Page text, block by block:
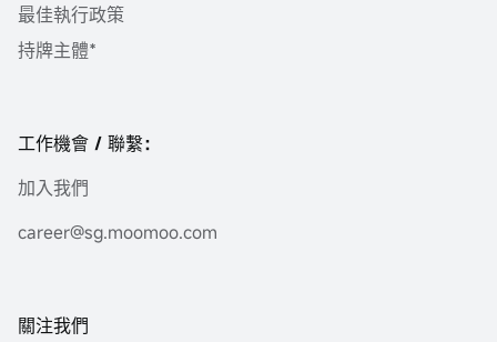
最佳執行政策
持牌主體*
工作機會 / 聯繫：
加入我們
career@sg.moomoo.com
關注我們